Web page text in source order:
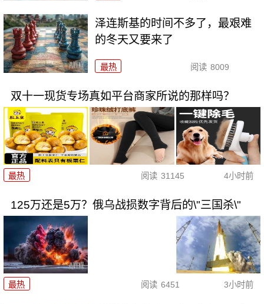
泽连斯基的时间不多了，最艰难
的冬天又要来了
最热 阅读 8009
双十一现货专场真如平台商家所说的那样吗？
最热 阅读 31145 4小时前
125万还是5万？俄乌战损数字背后的\"三国杀\"
最热 阅读 6451 3小时前